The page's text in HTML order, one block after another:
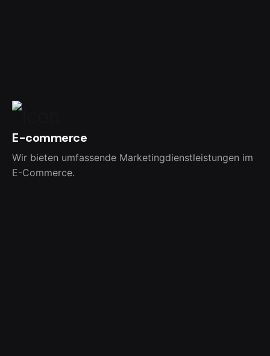
E-commerce
Wir bieten umfassende Marketingdienstleistungen im
E-Commerce.